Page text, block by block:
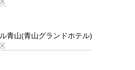
青山(青山グランドホテル)